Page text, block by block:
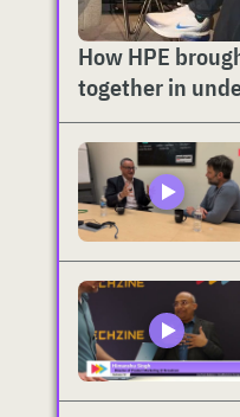
How HPE
together in